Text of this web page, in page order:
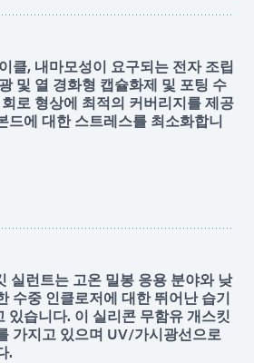
클, 내마모성이 요구되는 전자 조립
및 열 경화형 캡슐화제 및 포팅 수
로 형상에 최적의 커버리지를 제공
드에 대한 스트레스를 최소화합니
실런트는 고온 밀봉 응용 분야와 낮
수중 인클로저에 대한 뛰어난 습기
있습니다. 이 실리콘 무함유 개스킷
가지고 있으며 UV/가시광선으로
.